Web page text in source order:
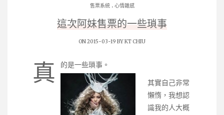
售票系統. 心情雜感
這次阿妹售票的一些瑣事
ON 2015-03-19 BYKT CHIU
真 的是一些瑣事。
其實自己非常
懶惰，我想認
識我的人大概